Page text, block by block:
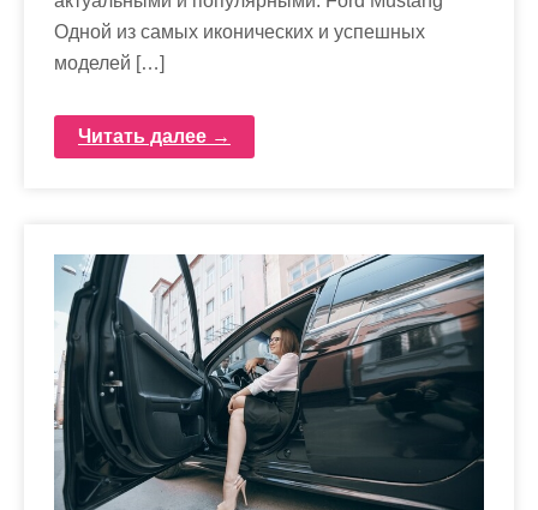
Одной из самых иконических и успешных
моделей […]
Читать далее →